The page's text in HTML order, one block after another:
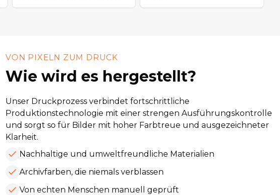
VON PIXELN ZUM DRUCK
Wie wird es hergestellt?
Unser Druckprozess verbindet fortschrittliche
Produktionstechnologie mit einer strengen Ausführungskontrolle
und sorgt so für Bilder mit hoher Farbtreue und ausgezeichneter
Klarheit.
Nachhaltige und umweltfreundliche Materialien
Archivfarben, die niemals verblassen
Von echten Menschen manuell geprüft